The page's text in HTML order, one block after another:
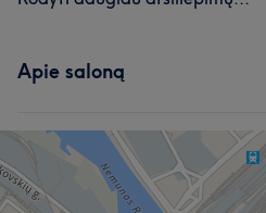
Apie saloną